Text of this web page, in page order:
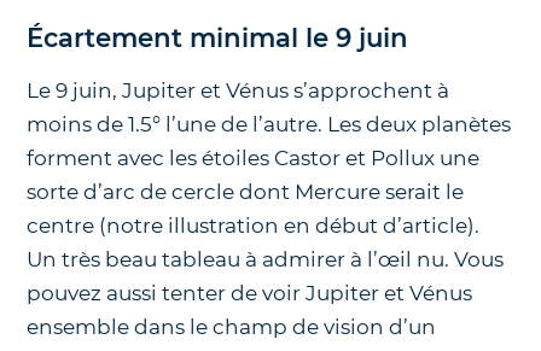
Écartement minimal le 9 juin
Le 9 juin, Jupiter et Vénus s’approchent à
moins de 1.5° l’une de l’autre. Les deux planètes
forment avec les étoiles Castor et Pollux une
sorte d’arc de cercle dont Mercure serait le
centre (notre illustration en début d’article).
Un très beau tableau à admirer à l’œil nu. Vous
pouvez aussi tenter de voir Jupiter et Vénus
ensemble dans le champ de vision d’un